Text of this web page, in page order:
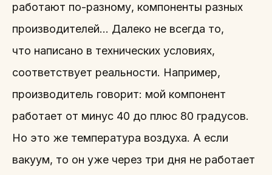
работают по-разному, компоненты разных
производителей… Далеко не всегда то,
что написано в технических условиях,
соответствует реальности. Например,
производитель говорит: мой компонент
работает от минус 40 до плюс 80 градусов.
Но это же температура воздуха. А если
вакуум, то он уже через три дня не работает